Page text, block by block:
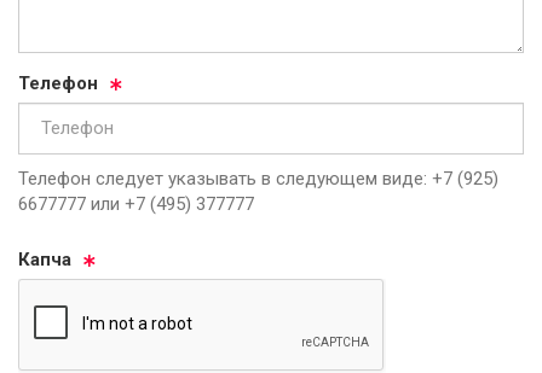
Те­ле­фон
Телефон следует указывать в следующем виде: +7 (925)
6677777 или +7 (495) 377777
Кап­ча